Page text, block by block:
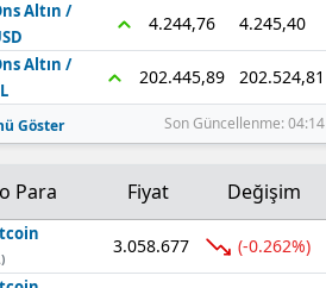
Altın /
4.244,76 4.245,40
Altın /
202.445,89 202.524,81
Göster Son Güncellenme: 04:14
Para Fiyat Değişim
3.058.677 (-0.262%)